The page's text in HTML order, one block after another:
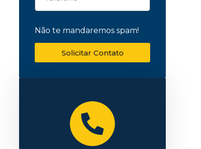
Não te mandaremos spam!
Solicitar Contato